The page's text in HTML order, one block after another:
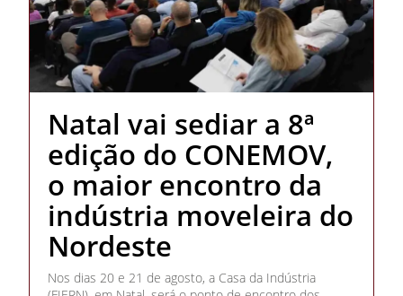
Natal vai sediar a 8ª
edição do CONEMOV,
o maior encontro da
indústria moveleira do
Nordeste
Nos dias 20 e 21 de agosto, a Casa da Indústria